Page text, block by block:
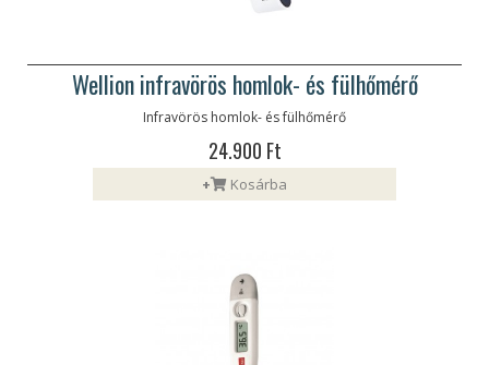
Wellion infravörös homlok- és fülhőmérő
Infravörös homlok- és fülhőmérő
24.900 Ft
+ Kosárba